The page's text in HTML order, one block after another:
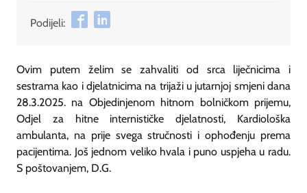
Podijeli:
Ovim putem želim se zahvaliti od srca liječnicima i
sestrama kao i djelatnicima na trijaži u jutarnjoj smjeni dana
28.3.2025. na Objedinjenom hitnom bolničkom prijemu,
Odjel za hitne internističke djelatnosti, Kardiološka
ambulanta, na prije svega stručnosti i ophođenju prema
pacijentima. Još jednom veliko hvala i puno uspjeha u radu.
S poštovanjem, D.G.